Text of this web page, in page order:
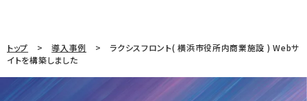
トップ 導入事例
ラクシスフロント( 横浜市役所内商業施設 ) Webサ
イトを構築しました